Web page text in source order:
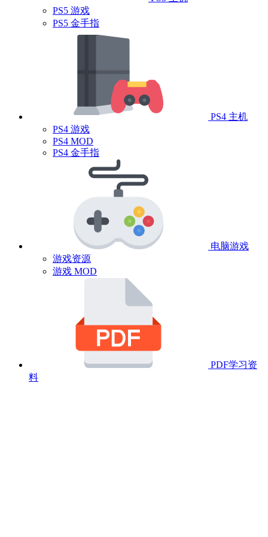
PS5 游戏
PS5 金手指
PS4 主机
PS4 游戏
PS4 MOD
PS4 金手指
电脑游戏
游戏资源
游戏 MOD
PDF学习资
料